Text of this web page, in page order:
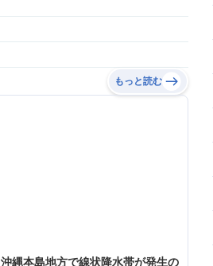
もっと読む
沖縄本島地方で線状降水帯が発生の